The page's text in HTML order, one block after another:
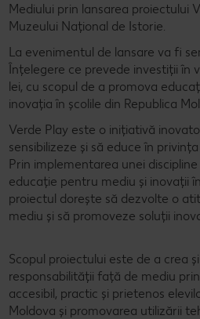
Mediului prin lansarea proiectului
Muzeului Național de Istorie.
La evenimentul de lansare va fi
Înțelegere ce prevede investiții în
lei, cu scopul de a promova
inovația în școlile din Republica
Verde Play este o inițiativă
sensibilizeze și să educe în
Prin implementarea unei
educație pentru mediu și inovații
proiectul dorește să dezvolte o
mediu și să promoveze soluții
Scopul proiectului este de a crea
responsabilității față de mediu
accesibil, practic și prietenos
Moldova și promovarea utilizării